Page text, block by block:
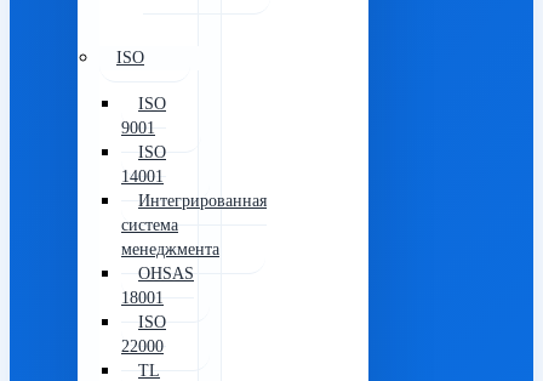
ISO
ISO
9001
ISO
14001
Интегрированная
система
менеджмента
OHSAS
18001
ISO
22000
TL